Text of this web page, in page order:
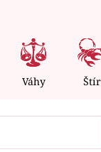
Váhy Štír